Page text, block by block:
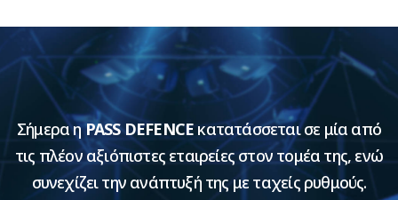
Σήμερα ηPASS DEFENCE κατατάσσεται σε μία από
τις πλέον αξιόπιστες εταιρείες στον τομέα της, ενώ
συνεχίζει την ανάπτυξή της με ταχείς ρυθμούς.